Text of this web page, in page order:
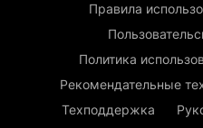
Правила
Политика
Рекомендательные
Техподдержка